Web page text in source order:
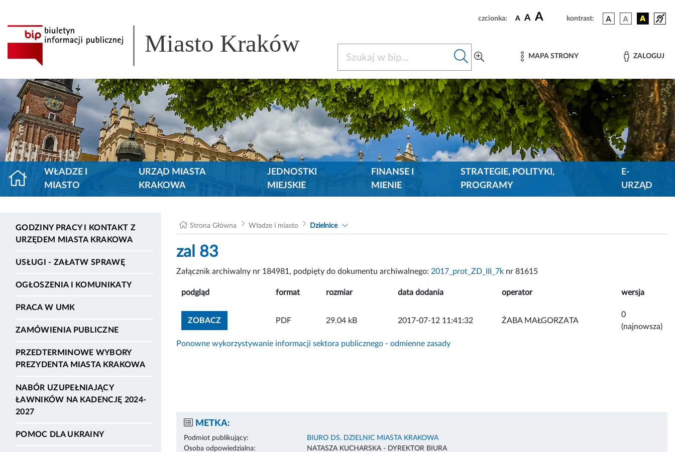
czcionka: A A A kontrast:
Miasto Kraków MAPA STRONY ZALOGUJ
WŁADZE I
MIASTO
URZĄD MIASTA
KRAKOWA
JEDNOSTKI
MIEJSKIE
FINANSE I
MIENIE
STRATEGIE, POLITYKI,
PROGRAMY
E-
URZĄD
GODZINY PRACY I KONTAKT Z
URZĘDEM MIASTA KRAKOWA
USŁUGI - ZAŁATW SPRAWĘ
OGŁOSZENIA I KOMUNIKATY
PRACA W UMK
ZAMÓWIENIA PUBLICZNE
PRZEDTERMINOWE WYBORY
PREZYDENTA MIASTA KRAKOWA
NABÓR UZUPEŁNIAJĄCY
ŁAWNIKÓW NA KADENCJĘ 2024-
2027
POMOC DLA UKRAINY
Strona Główna Władze i miasto Dzielnice
zal 83
Załącznik archiwalny nr 184981, podpięty do dokumentu archiwalnego: 2017_prot_ZD_III_7k nr 81615
podgląd format rozmiar data dodania operator wersja
ZOBACZZOBACZ ZAŁĄCZNIK
PDF 29.04 kB 2017-07-12 11:41:32 ŻABA MAŁGORZATA
0
(najnowsza)
Ponowne wykorzystywanie informacji sektora publicznego - odmienne zasady
METKA:
Podmiot publikujący:
BIURO DS. DZIELNIC MIASTA KRAKOWA
Osoba odpowiedzialna:
NATASZA KUCHARSKA - DYREKTOR BIURA